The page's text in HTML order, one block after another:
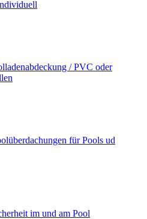
/ PVC oder
für Pools ud
im und am Pool